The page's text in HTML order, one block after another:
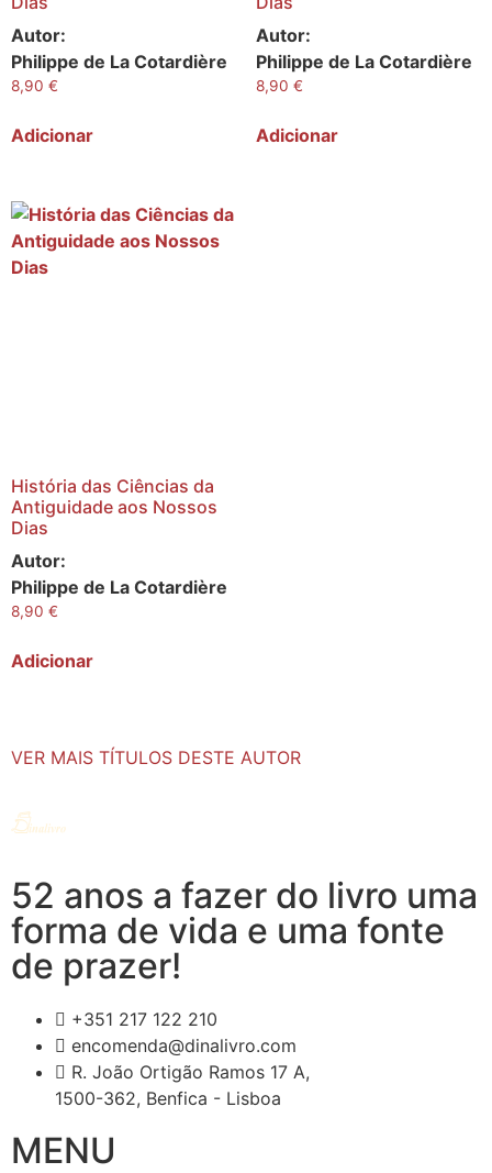
Autor:
Philippe de La Cotardière
8,90 €
Adicionar
Autor:
Philippe de La Cotardière
8,90 €
Adicionar
História das Ciências da
Antiguidade aos Nossos
Dias
Autor:
Philippe de La Cotardière
8,90 €
Adicionar
VER MAIS TÍTULOS DESTE AUTOR
52 anos a fazer do livro uma
forma de vida e uma fonte
de prazer!
+351 217 122 210
encomenda@dinalivro.com
R. João Ortigão Ramos 17 A,
1500-362, Benfica - Lisboa
MENU